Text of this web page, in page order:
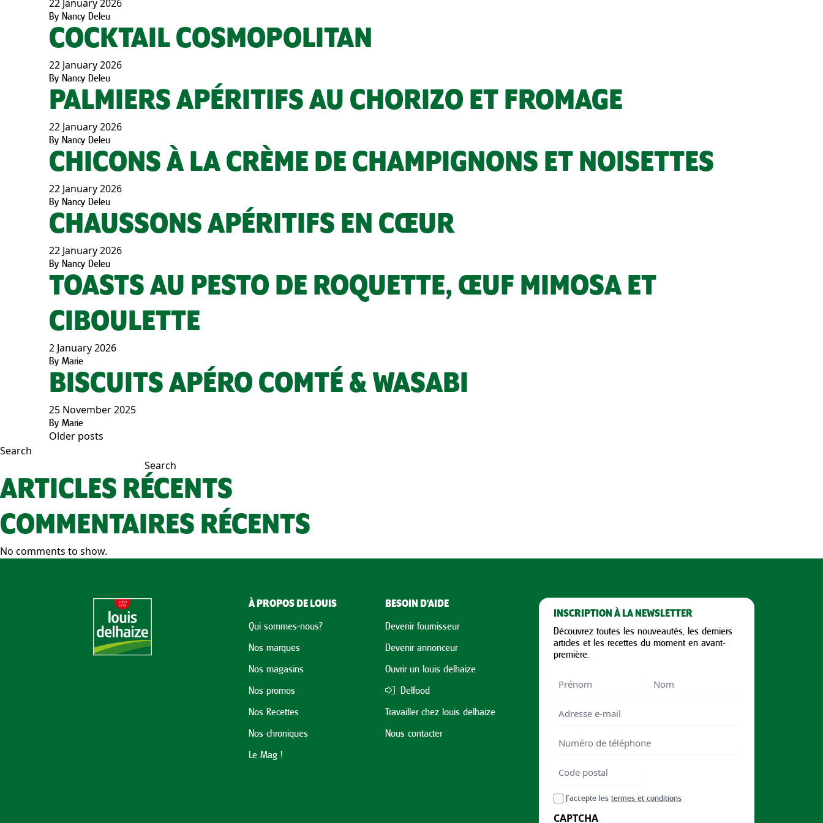
22 January 2026
By Nancy Deleu
COCKTAIL COSMOPOLITAN
22 January 2026
By Nancy Deleu
PALMIERS APÉRITIFS AU CHORIZO ET FROMAGE
22 January 2026
By Nancy Deleu
CHICONS À LA CRÈME DE CHAMPIGNONS ET NOISETTES
22 January 2026
By Nancy Deleu
CHAUSSONS APÉRITIFS EN CŒUR
22 January 2026
By Nancy Deleu
TOASTS AU PESTO DE ROQUETTE, ŒUF MIMOSA ET
CIBOULETTE
2 January 2026
By Marie
BISCUITS APÉRO COMTÉ & WASABI
25 November 2025
By Marie
POSTS
NAVIGATION
Older posts
Search
Search
ARTICLES RÉCENTS
COMMENTAIRES RÉCENTS
No comments to show.
À PROPOS DE LOUIS
Qui sommes-nous?
Nos marques
Nos magasins
Nos promos
Nos Recettes
Nos chroniques
Le Mag !
BESOIN D'AIDE
Devenir fournisseur
Devenir annonceur
Ouvrir un louis delhaize
Delfood
Travailler chez louis delhaize
Nous contacter
INSCRIPTION À LA NEWSLETTER
Découvrez toutes les nouveautés, les derniers
articles et les recettes du moment en avant-
première.
Nom
Email
Numéro
téléphone
Code
postal
Code
postal
RGPDJ’accepte les termes et conditions
CAPTCHA